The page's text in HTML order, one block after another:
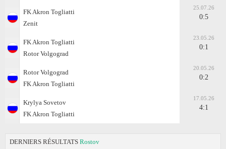
FK Akron Togliatti
Zenit
25.07.26
0:5
FK Akron Togliatti
Rotor Volgograd
23.05.26
0:1
Rotor Volgograd
FK Akron Togliatti
20.05.26
0:2
Krylya Sovetov
FK Akron Togliatti
17.05.26
4:1
DERNIERS RÉSULTATS Rostov